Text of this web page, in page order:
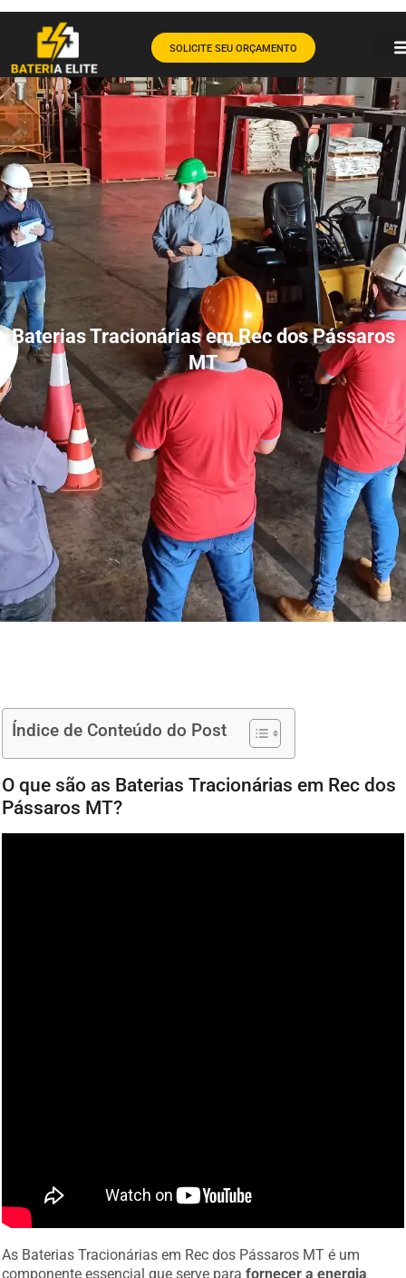
SOLICITE SEU ORÇAMENTO
Baterias Tracionárias em Rec dos Pássaros
MT
Índice de Conteúdo do Post
O que são as Baterias Tracionárias em Rec dos
Pássaros MT?
As Baterias Tracionárias em Rec dos Pássaros MT é um
componente essencial que serve parafornecer a energia